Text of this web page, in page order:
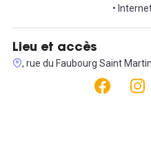
•
Lieu et accès
, rue du Faubourg Saint